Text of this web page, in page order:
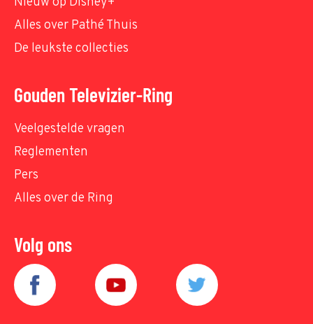
Alles over Pathé Thuis
De leukste collecties
Gouden Televizier-Ring
Veelgestelde vragen
Reglementen
Pers
Alles over de Ring
Volg ons